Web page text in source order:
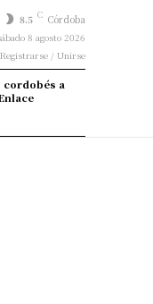
8.5 C Córdoba
8 agosto 2026
Registrarse / Unirse
a